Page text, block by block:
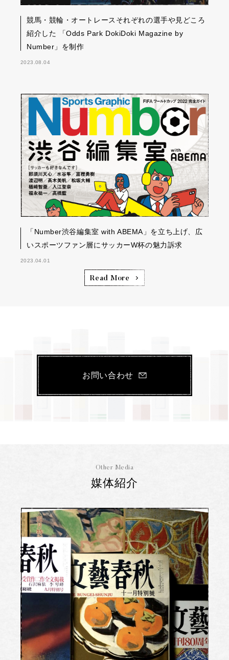
競馬・競輪・オートレースそれぞれの選手や見どころ
紹介した 「Odds Park DokiDoki Magazine by
Number」を制作
2023.08.04
「Number渋谷編集室 with ABEMA」を立ち上げ、広
いスポーツファン層にサッカーW杯の魅力訴求
2023.04.01
Read More
お問い合わせ
Other Media
媒体紹介